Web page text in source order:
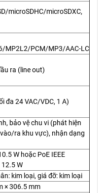
microSDHC/microSDXC,
MP2L2/PCM/MP3/AAC-LC
ra (line out)
đa 24 VAC/VDC, 1 A)
bảo vệ chu vi (phát hiện
ra khu vực), nhận dạng
W hoặc PoE IEEE
W
kim loại, giá đỡ: kim loại
× 306.5 mm